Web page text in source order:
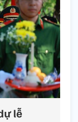
lễ